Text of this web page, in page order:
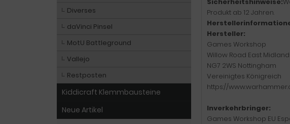
Produkt ab 12 Jahren.
Hersteller:
Games Workshop
Willow Road East
NG7 2WS Nottingham
Vereinigtes Königreich
https://
Inverkehrbringer:
Games Workshop EU
Diverses
daVinci Pinsel
MotU Battleground
Vallejo
Restposten
Kiddicraft Klemmbausteine
Neue Artikel